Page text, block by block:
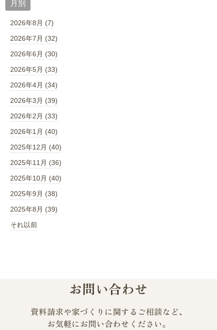
月別
2026年8月 (7)
2026年7月 (32)
2026年6月 (30)
2026年5月 (33)
2026年4月 (34)
2026年3月 (39)
2026年2月 (33)
2026年1月 (40)
2025年12月 (40)
2025年11月 (36)
2025年10月 (40)
2025年9月 (38)
2025年8月 (39)
それ以前
お問い合わせ
資料請求や家づくりに関するご相談など、
お気軽にお問い合わせください。